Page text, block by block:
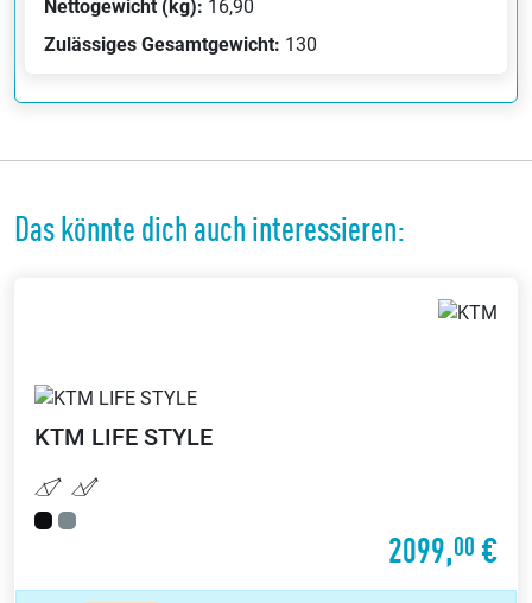
Nettogewicht (kg): 16,90
Zulässiges Gesamtgewicht: 130
Das könnte dich auch interessieren:
KTM LIFE STYLE
2099,00 €